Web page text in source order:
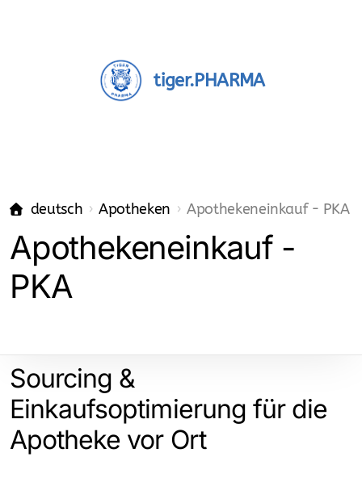
tiger.PHARMA
deutsch Apotheken Apothekeneinkauf - PKA
Apothekeneinkauf -
PKA
Sourcing &
Einkaufsoptimierung für die
Apotheke vor Ort
Apotheken
Apothekeninhaber
Einkauf - Pharma-Grosshandel
Betriebserlaubnis
Liquidität - Cash Flow der Apotheke
QMS-Qualitätsmanagement